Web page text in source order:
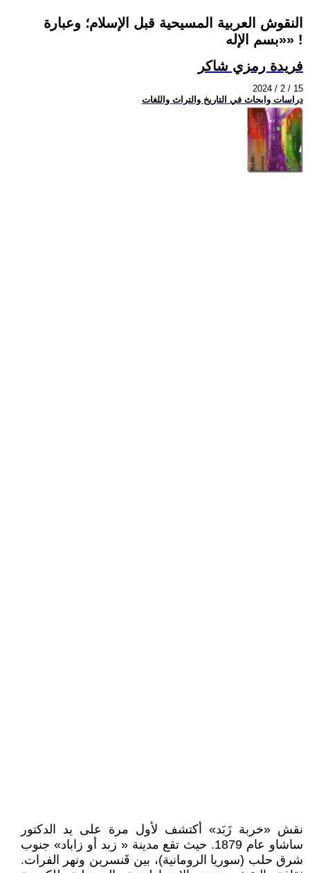
النقوش العربية المسيحية قبل الإسلام؛ وعبارة
«بسم الإله» !
فريدة رمزي شاكر
2024 / 2 / 15
دراسات وابحاث في التاريخ والتراث واللغات
نقش «خربة زَبَد» أكتشف لأول مرة على يد الدكتور
ساشاو عام 1879. حيث تقع مدينة « زبد أو زاباد» جنوب
شرق حلب (سوريا الرومانية)، بين قَنسرين ونهر الفرات.